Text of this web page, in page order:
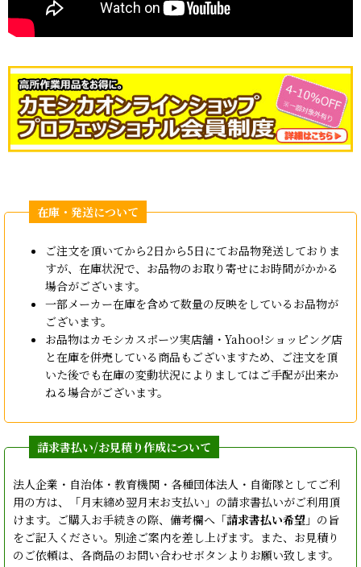
ご注文を頂いてから2日から5日にてお品物発送しておりま
すが、在庫状況で、お品物のお取り寄せにお時間がかかる
場合がございます。
一部メーカー在庫を含めて数量の反映をしているお品物が
ございます。
お品物はカモシカスポーツ実店舗・Yahoo!ショッピング店
と在庫を併売している商品もございますため、ご注文を頂
いた後でも在庫の変動状況によりましてはご手配が出来か
ねる場合がございます。
法人企業・自治体・教育機関・各種団体法人・自衛隊としてご利
用の方は、「月末締め翌月末お支払い」の請求書払いがご利用頂
けます。ご購入お手続きの際、備考欄へ「請求書払い希望 」の旨
をご記入ください。別途ご案内を差し上げます。また、お見積り
のご依頼は、各商品のお問い合わせボタンよりお願い致します。